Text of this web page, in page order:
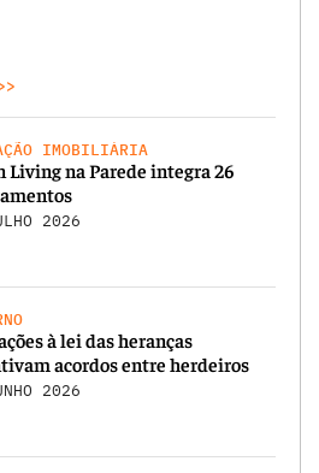
IMOBILIÁRIA
Living na Parede integra 26
2026
à lei das heranças
acordos entre herdeiros
2026